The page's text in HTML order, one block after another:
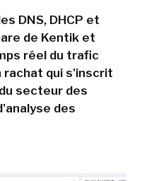
DNS, DHCP et
de Kentik et
réel du trafic
rachat qui s'inscrit
secteur des
des